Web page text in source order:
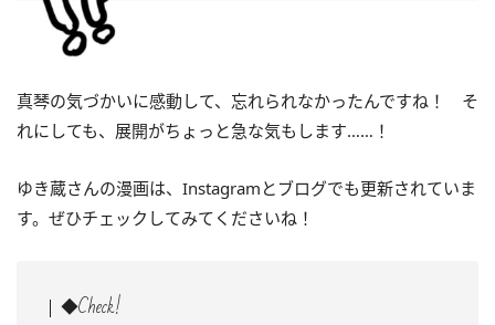
真琴の気づかいに感動して、忘れられなかったんですね！ そ
れにしても、展開がちょっと急な気もします……！
ゆき蔵さんの漫画は、Instagramとブログでも更新されていま
す。ぜひチェックしてみてくださいね！
◆Check!